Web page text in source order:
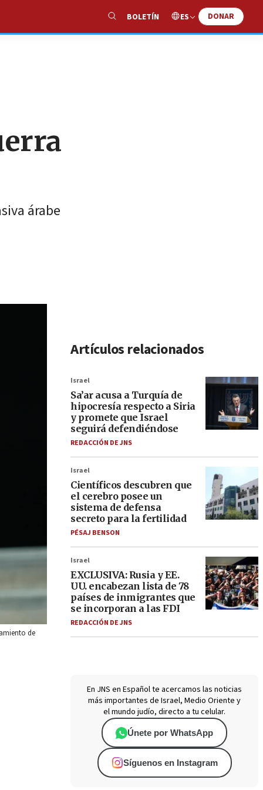
ShowBOLETÍN ES DONAR
árabe
de
Artículos relacionados
Israel
Sa’ar acusa a Turquía de
hipocresía respecto a Siria
y promete que Israel
seguirá defendiéndose
REDACCIÓN DE JNS
Israel
Científicos descubren que
el cerebro posee un
sistema de defensa
secreto para la fertilidad
PÉSAJ BENSON
Israel
EXCLUSIVA: Rusia y EE.
UU. encabezan lista de 78
países de inmigrantes que
se incorporan a las FDI
REDACCIÓN DE JNS
En JNS en Español te acercamos las noticias
más importantes de Israel, Medio Oriente y
el mundo judío, directo a tu celular.
Únete por WhatsApp
Síguenos en Instagram